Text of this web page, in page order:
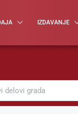
IZDAVANJE
delovi grada